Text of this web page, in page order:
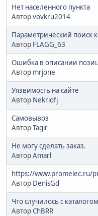
Нет населенного пункта
Авторvovkru2014
Параметрический поиск
Автор FLAGG_63
Ошибка в описании
Автор mrjone
Уязвимость на сайте
Автор Nekriofj
Самовывоз
АвторTagir
Не могу сделать заказ.
АвторAmarl
https://www.promelec.ru/
Автор DenisGd
Что случилось с
АвторChBRR